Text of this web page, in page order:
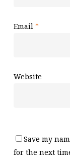
Email *
Website
Save my
for the next